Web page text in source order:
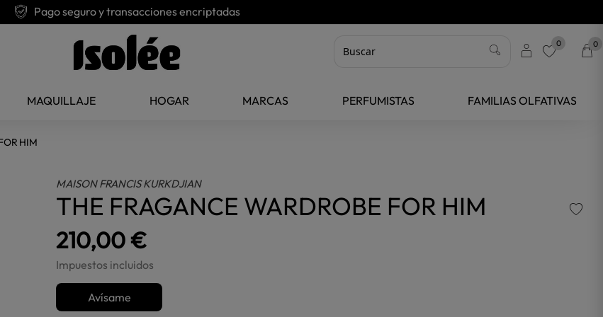
Pago seguro y transacciones encriptadas
0 0
MAQUILLAJE HOGAR MARCAS PERFUMISTAS FAMILIAS OLFATIVAS
HIM
MAISON FRANCIS KURKDJIAN
THE FRAGANCE WARDROBE FOR HIM
210,00 €
Impuestos incluidos
Avísame